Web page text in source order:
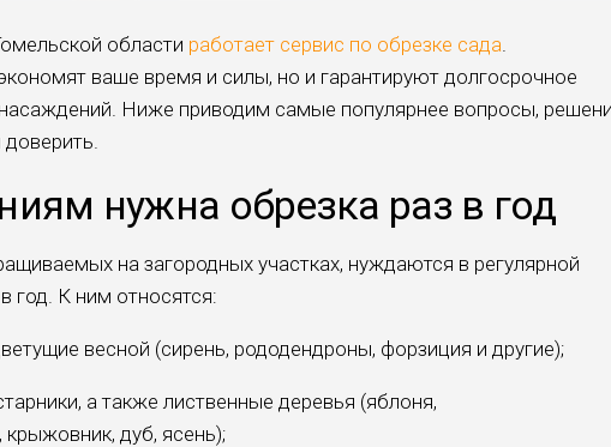
области работает сервис по обрезке сада.
ваше время и силы, но и гарантируют долгосрочное
Ниже приводим самые популярнее вопросы,
нужна обрезка раз в год
на загородных участках, нуждаются в регулярной
год. К ним относятся:
весной (сирень, рододендроны, форзиция и другие);
а также лиственные деревья (яблоня,
крыжовник, дуб, ясень);